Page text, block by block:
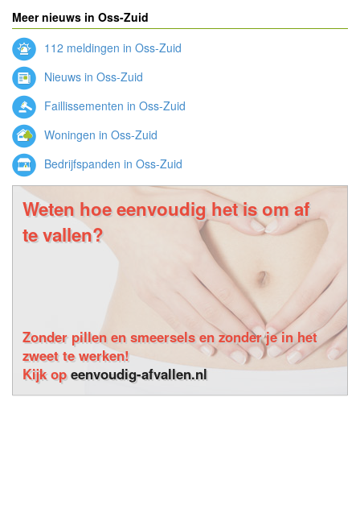
Meer nieuws in Oss-Zuid
112 meldingen in Oss-Zuid
Nieuws in Oss-Zuid
Faillissementen in Oss-Zuid
Woningen in Oss-Zuid
Bedrijfspanden in Oss-Zuid
Weten hoe eenvoudig het is om af
te vallen?
Zonder pillen en smeersels en zonder je in het
zweet te werken!
Kijk opeenvoudig-afvallen.nl